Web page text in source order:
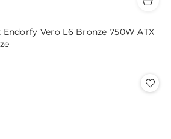
Endorfy Vero L6 Bronze 750W ATX